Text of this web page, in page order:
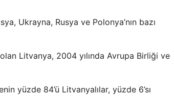
Ukrayna, Rusya ve Polonya’nın bazı
olan Litvanya, 2004 yılında Avrupa Birliği ve
yüzde 84’ü Litvanyalılar, yüzde 6’sı